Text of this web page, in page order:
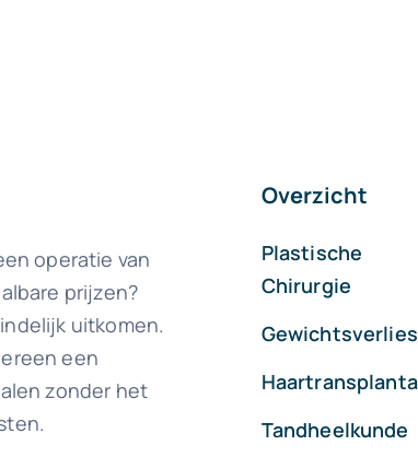
operatie van
prijzen?
uitkomen.
een
zonder het
Overzicht
Plastische
Chirurgie
Gewichtsverlies
Tandheelkunde